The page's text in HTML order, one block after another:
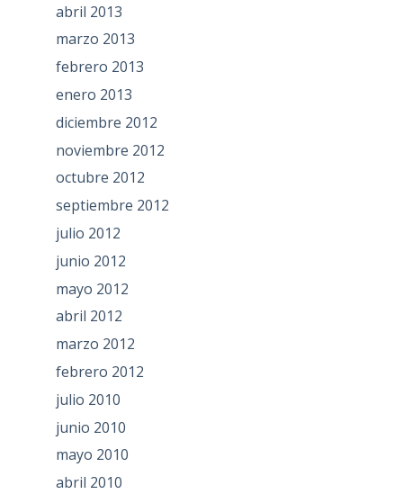
abril 2013
marzo 2013
febrero 2013
enero 2013
diciembre 2012
noviembre 2012
octubre 2012
septiembre 2012
julio 2012
junio 2012
mayo 2012
abril 2012
marzo 2012
febrero 2012
julio 2010
junio 2010
mayo 2010
abril 2010